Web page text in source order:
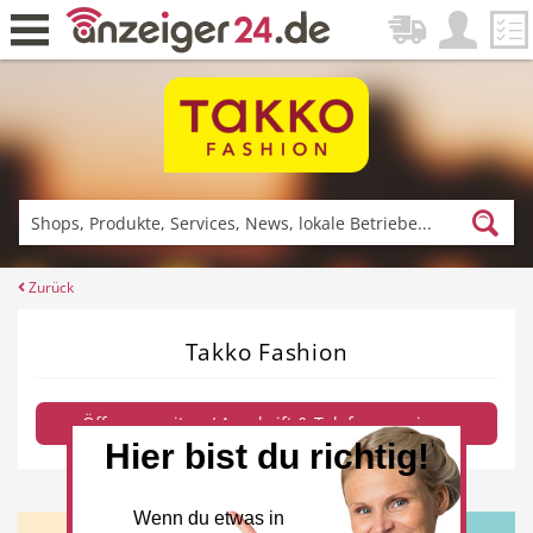
Zurück
Fitness & Sport Einkaufen
News
Zurück
Takko Fashion
Öffnungszeiten / Anschrift & Telefon anzeigen
Hier bist du richtig!
Wenn du etwas in